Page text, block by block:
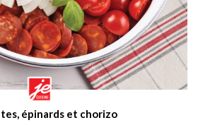
épinards et chorizo